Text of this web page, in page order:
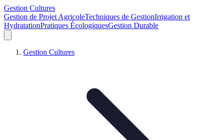
Gestion Cultures
Gestion de Projet AgricoleTechniques de GestionIrrigation et
HydratationPratiques ÉcologiquesGestion Durable
Gestion Cultures